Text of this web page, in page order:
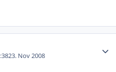
23. Nov 2008